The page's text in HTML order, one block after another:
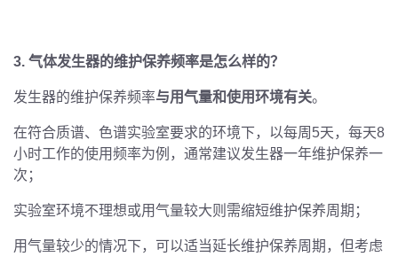
3. 气体发生器的维护保养频率是怎么样的？
发生器的维护保养频率与用气量和使用环境有关。
在符合质谱、色谱实验室要求的环境下，以每周 5天，每天8
小时工作的使用频率为例，通常建议发生器一年维护保养一
次；
实验室环境不理想或用气量较大则需缩短维护保养周期；
用气量较少的情况下，可以适当延长维护保养周期，但考虑